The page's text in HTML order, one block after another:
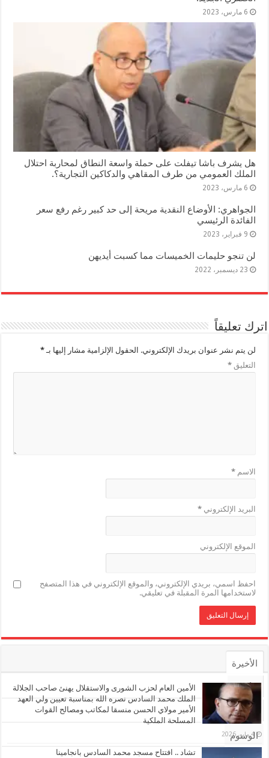
6 مارس، 2023
هل يشرف باشا تيفلت على حملة واسعة النطاق لمحاربة احتلال
الملك العمومي من طرف المقاهي والدكاكين التجارية؟.
6 مارس، 2023
الجواهري: الأوضاع النقدية مريحة إلى حد كبير رغم رفع سعر
الفائدة الرئيسي
9 فبراير، 2023
لن تنجو حليمات الخميسات مما كسبت أيديهن
23 ديسمبر، 2022
اترك تعليقاً
لن يتم نشر عنوان بريدك الإلكتروني. الحقول الإلزامية مشار إليها بـ*
التعليق*
الاسم*
البريد الإلكتروني*
الموقع الإلكتروني
احفظ اسمي، بريدي الإلكتروني، والموقع الإلكتروني في هذا المتصفح
لاستخدامها المرة المقبلة في تعليقي.
الأخيرة
الأشهر
تعليقات
الوسوم
الأمين العام لحزب الشورى والاستقلال يهنئ صاحب الجلالة
الملك محمد السادس نصره الله بمناسبة تعيين ولي العهد
الأمير مولاي الحسن منسقا لمكاتب ومصالح القوات
المسلحة الملكية
4 مايو، 2026
تشاد .. افتتاح مسجد محمد السادس بانجامينا